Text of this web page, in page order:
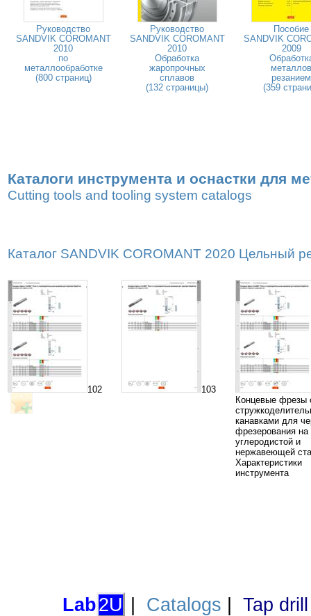
Руководство
SANDVIK COROMANT
2010
по
металлообработке
(800 страниц)
Руководство
SANDVIK COROMANT
2010
Обработка
жаропрочных
сплавов
(132 страницы)
Пособие
SANDVIK
2009
металлов
резанием
(359
Каталоги инструмента и оснастки для
Cutting tools and tooling system catalogs
Каталог SANDVIK COROMANT 2020 Цельный
102
103
Концевые фрезы
канавками для
фрезерования на
углеродистой и
нержавеющей
Характеристики
инструмента
Lab2U Catalogs Tap